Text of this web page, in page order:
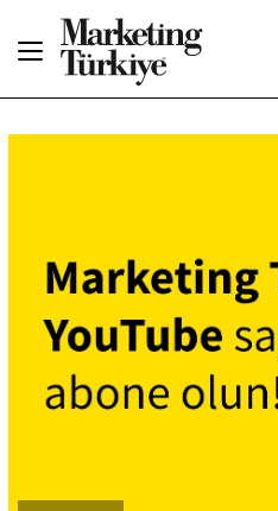
Dergiler
Etkinlikler